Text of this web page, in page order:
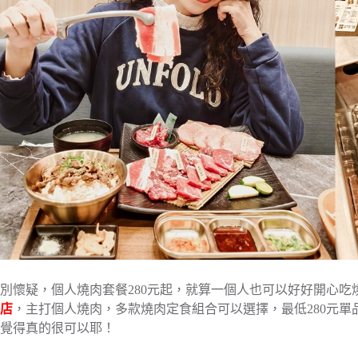
別懷疑，個人燒肉套餐280元起，就算一個人也可以好好開心吃
店 ，主打個人燒肉，多款燒肉定食組合可以選擇，最低280元
覺得真的很可以耶！